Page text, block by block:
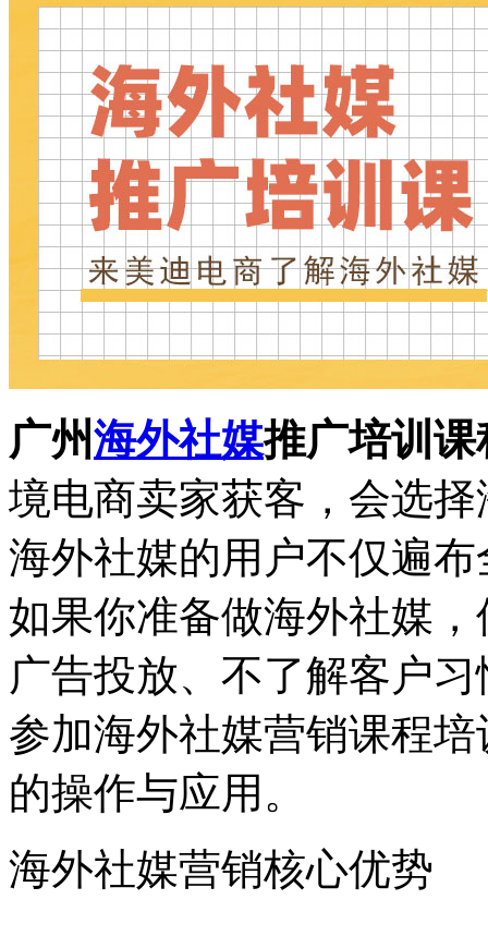
广州海外社媒推广培训课
境电商卖家获客，会选
海外社媒的用户不仅遍
如果你准备做海外社媒
广告投放、不了解客户
参加海外社媒营销课程培
的操作与应用。
海外社媒营销核心优势